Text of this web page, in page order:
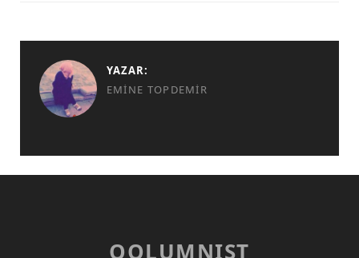
YAZAR:
EMINE TOPDEMIR
QOLUMNIST